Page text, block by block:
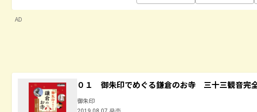
AD
０１ 御朱印でめぐる鎌倉のお寺 三十三観音完
御朱印